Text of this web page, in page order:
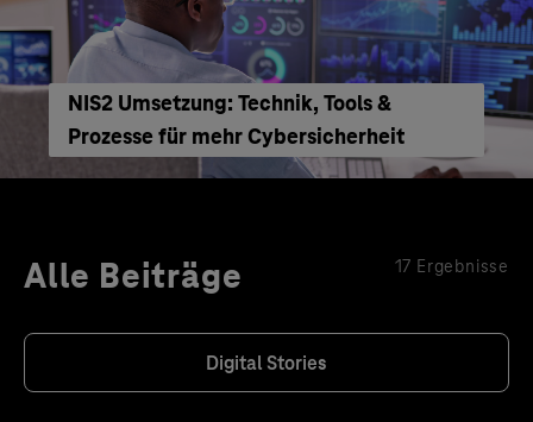
NIS2 Umsetzung: Technik, Tools &
Prozesse für mehr Cybersicherheit
Alle Beiträge 17 Ergebnisse
Digital Stories